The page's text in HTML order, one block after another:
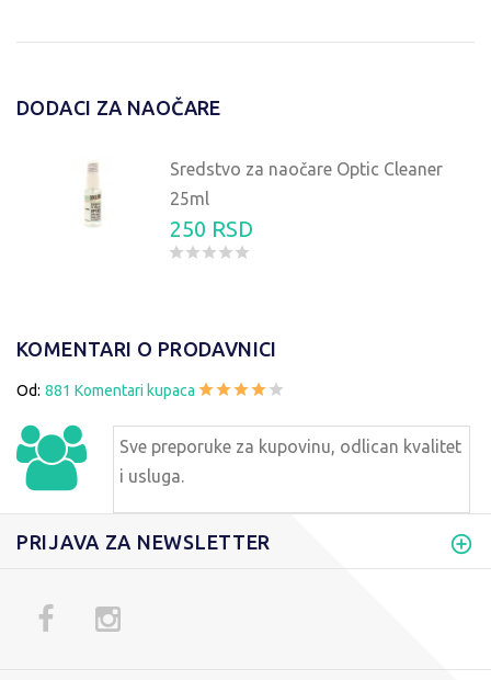
DODACI ZA NAOČARE
Sredstvo za naočare Optic Cleaner
25ml
250 RSD
KOMENTARI O PRODAVNICI
Od: 881 Komentari kupaca
Sve preporuke za kupovinu, odlican kvalitet
i usluga.
PRIJAVA ZA NEWSLETTER